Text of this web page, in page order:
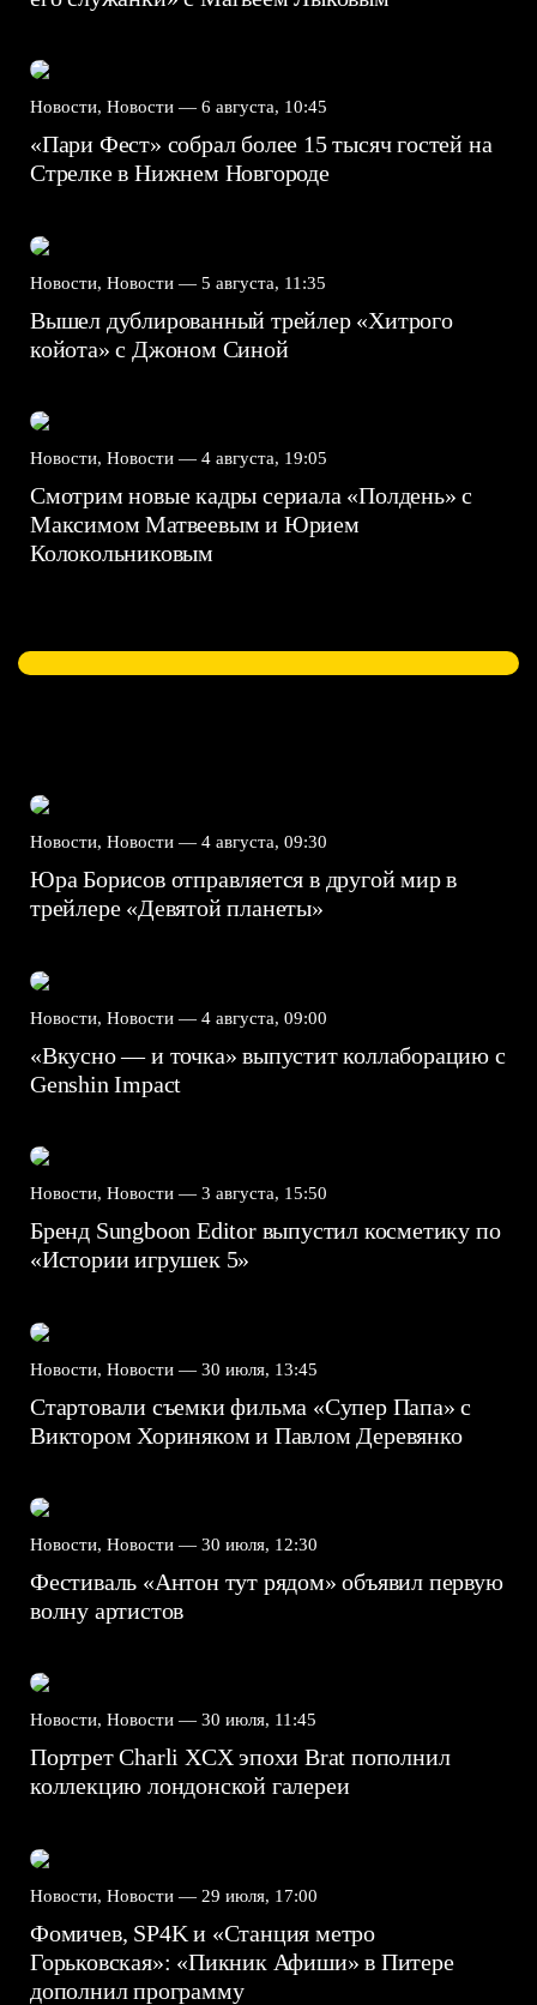
Новости, Новости — 6 августа, 10:45
«Пари Фест» собрал более 15 тысяч гостей на
Стрелке в Нижнем Новгороде
Новости, Новости — 5 августа, 11:35
Вышел дублированный трейлер «Хитрого
койота» с Джоном Синой
Новости, Новости — 4 августа, 19:05
Смотрим новые кадры сериала «Полдень» с
Максимом Матвеевым и Юрием
Колокольниковым
Новости, Новости — 4 августа, 09:30
Юра Борисов отправляется в другой мир в
трейлере «Девятой планеты»
Новости, Новости — 4 августа, 09:00
«Вкусно — и точка» выпустит коллаборацию с
Genshin Impact⁠⁠
Новости, Новости — 3 августа, 15:50
Бренд Sungboon Editor выпустил косметику по
«Истории игрушек 5»
Новости, Новости — 30 июля, 13:45
Стартовали съемки фильма «Супер Папа» с
Виктором Хориняком и Павлом Деревянко
Новости, Новости — 30 июля, 12:30
Фестиваль «Антон тут рядом» объявил первую
волну артистов
Новости, Новости — 30 июля, 11:45
Портрет Charli XCX эпохи Brat пополнил
коллекцию лондонской галереи
Новости, Новости — 29 июля, 17:00
Фомичев, SP4K и «Станция метро
Горьковская»: «Пикник Афиши» в Питере
дополнил программу